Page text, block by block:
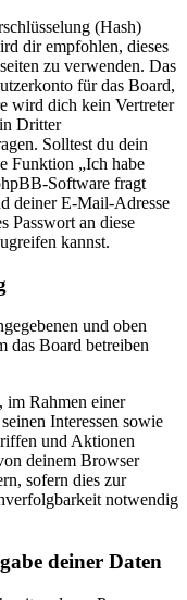
(Hash)
dir empfohlen, dieses
zu verwenden. Das
für das Board,
wird dich kein Vertreter
Dritter
Solltest du dein
Funktion „Ich habe
Software fragt
deiner E-Mail-Adresse
Passwort an diese
kannst.
und oben
das Board betreiben
im Rahmen einer
Interessen sowie
und Aktionen
deinem Browser
sofern dies zur
notwendig
deiner Daten